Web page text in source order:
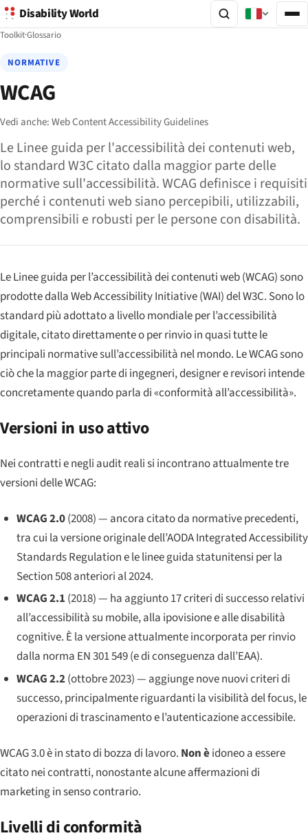
Disability World
Toolkit·Glossario
NORMATIVE
WCAG
Vedi anche:Web Content Accessibility Guidelines
Le Linee guida per l'accessibilità dei contenuti web,
lo standard W3C citato dalla maggior parte delle
normative sull'accessibilità. WCAG definisce i requisiti
perché i contenuti web siano percepibili, utilizzabili,
comprensibili e robusti per le persone con disabilità.
Le Linee guida per l’accessibilità dei contenuti web (WCAG) sono
prodotte dalla Web Accessibility Initiative (WAI) del W3C. Sono lo
standard più adottato a livello mondiale per l’accessibilità
digitale, citato direttamente o per rinvio in quasi tutte le
principali normative sull’accessibilità nel mondo. Le WCAG sono
ciò che la maggior parte di ingegneri, designer e revisori intende
concretamente quando parla di «conformità all’accessibilità».
Versioni in uso attivo
Nei contratti e negli audit reali si incontrano attualmente tre
versioni delle WCAG:
WCAG 2.0(2008) — ancora citato da normative precedenti,
tra cui la versione originale dell’AODA Integrated Accessibility
Standards Regulation e le linee guida statunitensi per la
Section 508 anteriori al 2024.
WCAG 2.1 (2018) — ha aggiunto 17 criteri di successo relativi
all’accessibilità su mobile, alla ipovisione e alle disabilità
cognitive. È la versione attualmente incorporata per rinvio
dalla norma EN 301 549 (e di conseguenza dall’EAA).
WCAG 2.2(ottobre 2023) — aggiunge nove nuovi criteri di
successo, principalmente riguardanti la visibilità del focus, le
operazioni di trascinamento e l’autenticazione accessibile.
WCAG 3.0 è in stato di bozza di lavoro. Non èidoneo a essere
citato nei contratti, nonostante alcune affermazioni di
marketing in senso contrario.
Livelli di conformità